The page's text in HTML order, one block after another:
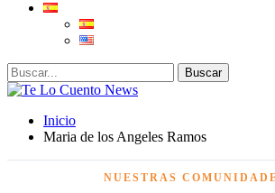
Inicio
Maria de los Angeles Ramos
NUESTRAS